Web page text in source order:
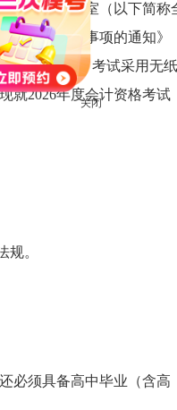
导小组办公室（以下简称
安排及有关事项的通知》
称会计资格）考试采用无纸
就2026年度会计资格考试
规。
必须具备高中毕业（含高